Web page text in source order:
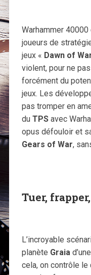
Warhammer
joueurs de
jeux « Dawn of
violent, pour ne
forcément du
jeux. Les
pas tromper en
du TPSavec
opus défouloir et
Gears of War,
Tuer,
L’incroyable
planète Graia
cela, on contrôle le